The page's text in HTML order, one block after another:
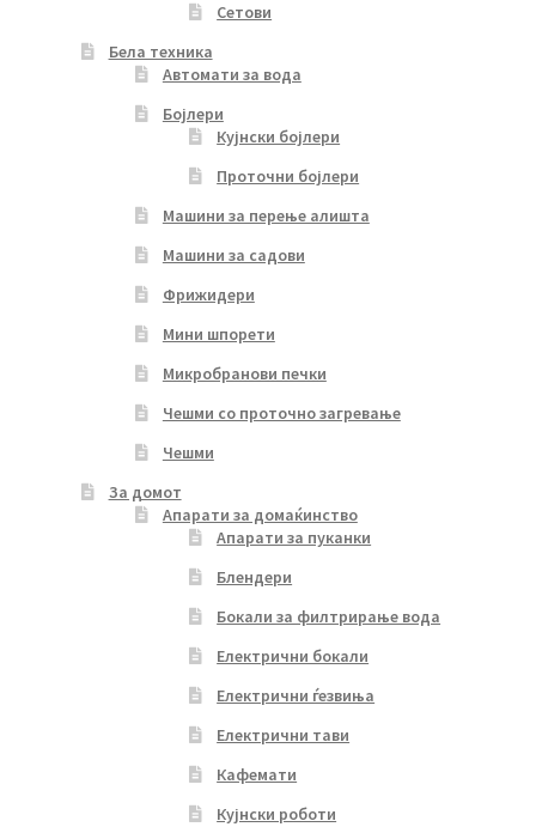
Сетови
Бела техника
Автомати за вода
Бојлери
Кујнски бојлери
Проточни бојлери
Машини за перење алишта
Машини за садови
Фрижидери
Мини шпорети
Микробранови печки
Чешми со проточно загревање
Чешми
За домот
Апарати за домаќинство
Апарати за пуканки
Блендери
Бокали за филтрирање вода
Електрични бокали
Електрични ѓезвиња
Електрични тави
Кафемати
Кујнски роботи